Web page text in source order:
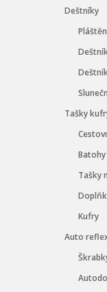
Deštníky
Tašky
Batohy
Tašky
Kufry
Auto